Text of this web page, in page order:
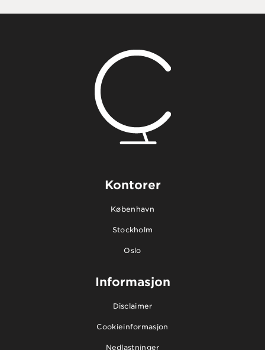
Kontorer
København
Stockholm
Oslo
Informasjon
Disclaimer
Cookieinformasjon
Nedlastninger